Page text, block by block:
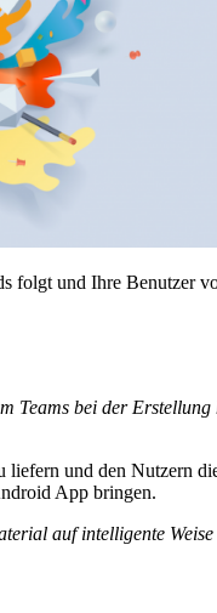
folgt und Ihre
Teams bei der
und den Nutzern
App bringen.
auf intelligente